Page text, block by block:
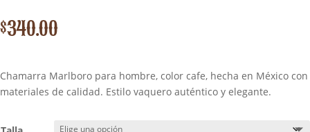
$340.00
Chamarra Marlboro para hombre, color cafe, hecha en México con
materiales de calidad. Estilo vaquero auténtico y elegante.